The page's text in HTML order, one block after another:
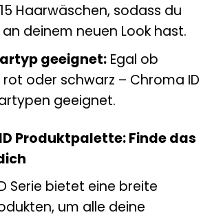
Haarwäschen, sodass du
deinem neuen Look hast.
geeignet: Egal ob
rot oder schwarz – Chroma ID
geeignet.
Produktpalette: Finde das
Serie bietet eine breite
um alle deine